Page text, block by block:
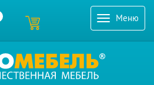
Меню